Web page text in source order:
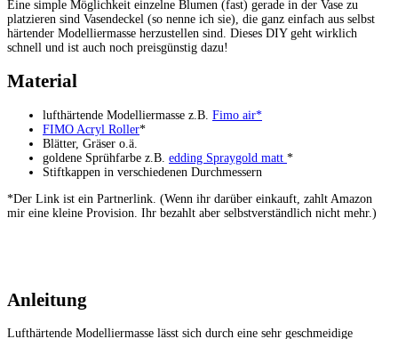
Eine simple Möglichkeit einzelne Blumen (fast) gerade in der Vase zu
platzieren sind Vasendeckel (so nenne ich sie), die ganz einfach aus selbst
härtender Modelliermasse herzustellen sind. Dieses DIY geht wirklich
schnell und ist auch noch preisgünstig dazu!
Material
lufthärtende Modelliermasse z.B. Fimo air*
FIMO Acryl Roller*
Blätter, Gräser o.ä.
goldene Sprühfarbe z.B. edding Spraygold matt *
Stiftkappen in verschiedenen Durchmessern
*Der Link ist ein Partnerlink. (Wenn ihr darüber einkauft, zahlt Amazon
mir eine kleine Provision. Ihr bezahlt aber selbstverständlich nicht mehr.)
Anleitung
Lufthärtende Modelliermasse lässt sich durch eine sehr geschmeidige